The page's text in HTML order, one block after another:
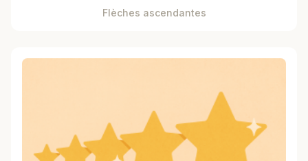
Flèches ascendantes